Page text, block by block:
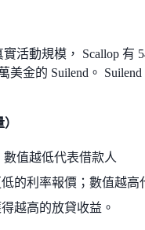
活動規模， Scallop 有
美金的 Suilend。 Suilend
值越低代表借款人
低的利率報價；數值越高
越高的放貸收益。